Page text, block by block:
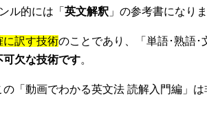
ル的には「 英文解釈 」の参考書になりま
に訳す技術のことであり、「単語･熟語･
可欠な技術です。
「動画でわかる英文法 読解入門編」